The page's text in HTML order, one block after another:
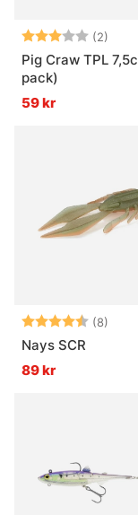
Betyg: (2)
Pig Craw TPL
pack)
59 kr
Betyg: (8)
Nays SCR
89 kr